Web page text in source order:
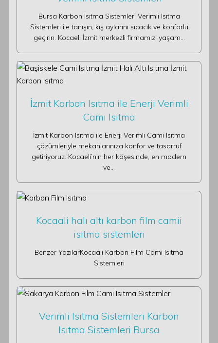
Bursa Karbon Isıtma Sistemleri Verimli Isıtma
Sistemleri ile tanışın, kış aylarını sıcacık ve konforlu
geçirin. Kocaeli İzmit merkezli firmamız, yaşam…
İzmit Karbon Isıtma ile Enerji Verimli
Cami Isıtma
İzmit Karbon Isıtma ile Enerji Verimli Cami Isıtma
çözümleriyle mekanlarınıza konfor ve tasarruf
getiriyoruz. Kocaeli’nin her köşesinde, en modern
ve…
Kocaali halı altı karbon film camii
isitma sistemleri
Benzer YazılarKocaali Karbon Film Cami Isıtma
Sistemleri
Verimli Isıtma Sistemleri Karbon
Isıtma Sistemleri Bursa